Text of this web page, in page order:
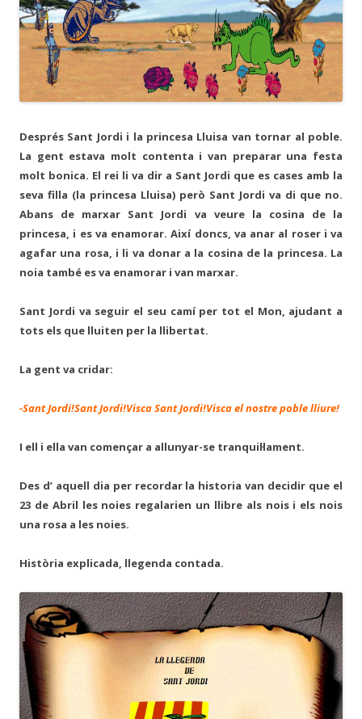
Després Sant Jordi i la princesa Lluisa van tornar al poble.
La gent estava molt contenta i van preparar una festa
molt bonica. El rei li va dir a Sant Jordi que es cases amb la
seva filla (la princesa Lluisa) però Sant Jordi va di que no.
Abans de marxar Sant Jordi va veure la cosina de la
princesa, i es va enamorar. Així doncs, va anar al roser i va
agafar una rosa, i li va donar a la cosina de la princesa. La
noia també es va enamorar i van marxar.
Sant Jordi va seguir el seu camí per tot el Mon, ajudant a
tots els que lluiten per la llibertat.
La gent va cridar:
-Sant Jordi!Sant Jordi!Visca Sant Jordi!Visca el nostre poble lliure!
I ell i ella van començar a allunyar-se tranquil·lament.
Des d’ aquell dia per recordar la historia van decidir que el
23 de Abril les noies regalarien un llibre als nois i els nois
una rosa a les noies.
Història explicada, llegenda contada.